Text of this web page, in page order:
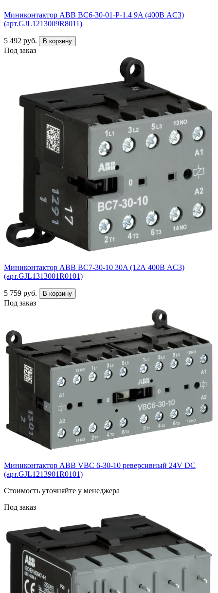
Миниконтактор ABB ВC6-30-01-P-1.4 9A (400В AC3)
(арт.GJL1213009R8011)
5 492 руб. В корзину
Под заказ
Миниконтактор ABB ВC7-30-10 30A (12А 400В AC3)
(арт.GJL1313001R0101)
5 759 руб. В корзину
Под заказ
Миниконтактор ABB VВC 6-30-10 реверсивный 24V DC
(арт.GJL1213901R0101)
Cтоимость уточняйте у менеджера
Под заказ